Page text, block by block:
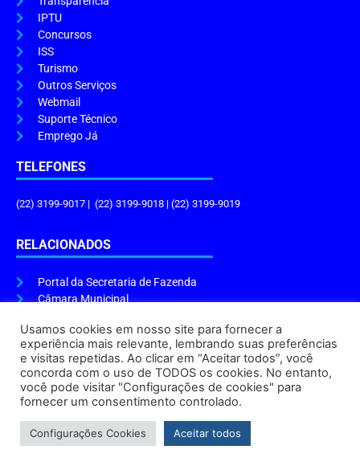
IPTU
Concursos
ISS
Turismo
Outros Serviços
Webmail
Suporte Técnico
Emprego Já
TELEFONES
(22) 3199-9017 | (22) 3199-9018 | (22) 3199-9019
RELACIONADOS
Portal da Secretaria de Fazenda
Câmara Municipal
ENDEREÇO E HORÁRIO
Endereço:Praça Tiradentes, s/n – Centro, Cabo Frio – RJ, 28906-290
Atendimento do Protocolo Geral da Prefeitura:9h às 16h
Horário de Funcionamento:8h às 17h
Usamos cookies em nosso site para fornecer a
experiência mais relevante, lembrando suas preferências
e visitas repetidas. Ao clicar em “Aceitar todos”, você
concorda com o uso de TODOS os cookies. No entanto,
você pode visitar "Configurações de cookies" para
fornecer um consentimento controlado.
Configurações Cookies Aceitar todos